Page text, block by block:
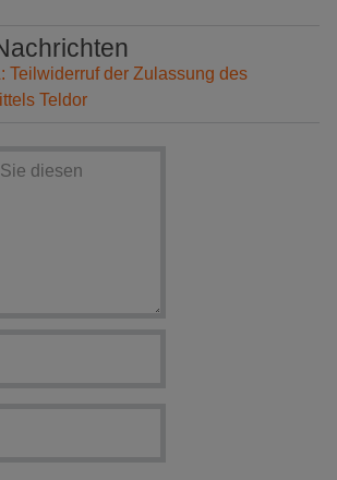
Teilwiderruf der Zulassung des
Teldor